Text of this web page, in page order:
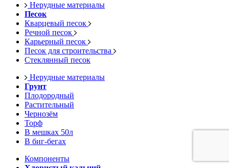
Нерудные материалы
Песок
Кварцевый песок
Речной песок
Карьерный песок
Песок для строительства
Стеклянный песок
Нерудные материалы
Грунт
Плодородный
Растительный
Чернозём
Торф
В мешках 50л
В биг-бегах
Компоненты